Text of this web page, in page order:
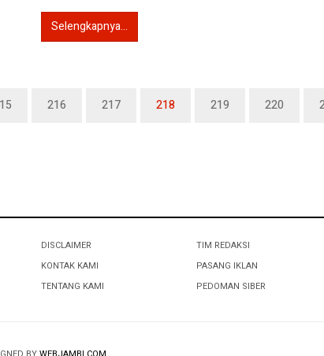
Selengkapnya...
216 217 218 219 220
DISCLAIMER
KONTAK KAMI
TENTANG KAMI
TIM REDAKSI
PASANG IKLAN
PEDOMAN SIBER